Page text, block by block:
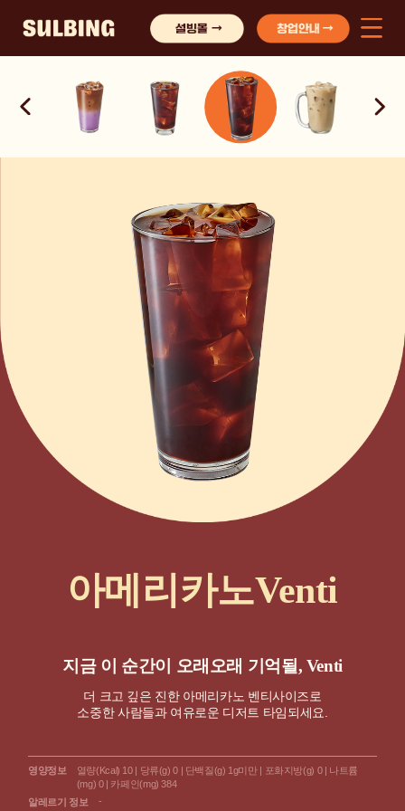
아메리카노Venti
지금 이 순간이 오래오래 기억될, Venti
더 크고 깊은 진한 아메리카노 벤티사이즈로
소중한 사람들과 여유로운 디저트 타임되세요.
영양정보
열량(Kcal) 10 | 당류(g) 0 | 단백질(g) 1g미만 | 포화지방(g) 0 | 나트륨
(mg) 0 | 카페인(mg) 384
알레르기 정보
-